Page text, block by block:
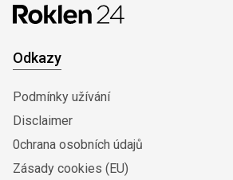
Odkazy
Podmínky užívání
Disclaimer
0chrana osobních údajů
Zásady cookies (EU)